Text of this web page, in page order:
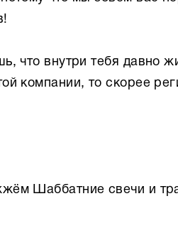
что внутри тебя давно
компании, то скорее
Шаббатние свечи и